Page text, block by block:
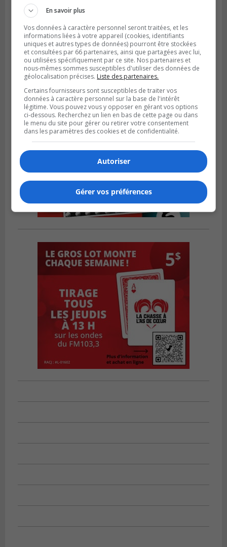
Publié le 18 juillet 2026 à 07h58
Le parc Poly-aréna de Brossard va vibrer
en début août
En savoir plus
Vos données à caractère personnel seront traitées, et les
informations liées à votre appareil (cookies, identifiants
uniques et autres types de données) pourront être stockées
et consultées par 66 partenaires, ainsi que partagées avec lui,
ou utilisées spécifiquement par ce site. Nos partenaires et
nous-mêmes sommes susceptibles d'utiliser des données de
géolocalisation précises. Liste des partenaires.
Certains fournisseurs sont susceptibles de traiter vos
données à caractère personnel sur la base de l'intérêt
légitime. Vous pouvez vous y opposer en gérant vos options
ci-dessous. Recherchez un lien en bas de cette page ou dans
le menu du site pour gérer ou retirer votre consentement
dans les paramètres des cookies et de confidentialité.
Autoriser
Gérer vos préférences